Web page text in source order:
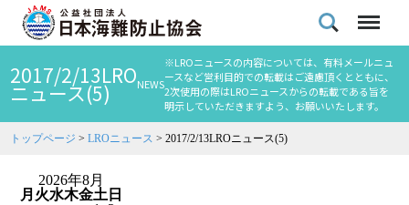
2017/2/13LRO
ニュース(5) NEWS
※LROニュースの内容については、有料メールニュ
ースなど営利目的での転載はご遠慮頂くとともに、
2次使用の際はLROニュースからの転載である旨を
明示していただきますよう、お願いいたします。
トップページ >LROニュース >2017/2/13LROニュース(5)
2026年8月
月 火水木金土 日